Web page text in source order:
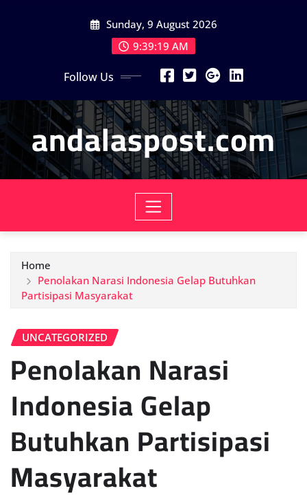
Sunday, 9 August 2026
9:39:20 AM
Follow Us
andalaspost.com
Home
Penolakan Narasi Indonesia Gelap Butuhkan
Partisipasi Masyarakat
UNCATEGORIZED
Penolakan Narasi
Indonesia Gelap
Butuhkan Partisipasi
Masyarakat